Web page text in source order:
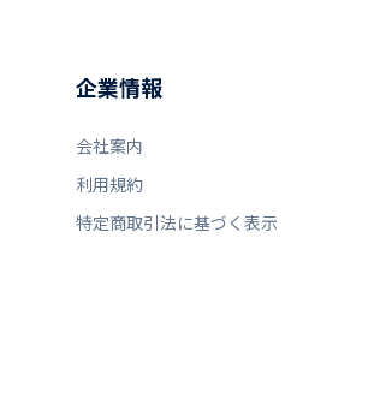
企業情報
会社案内
利用規約
特定商取引法に基づく表示